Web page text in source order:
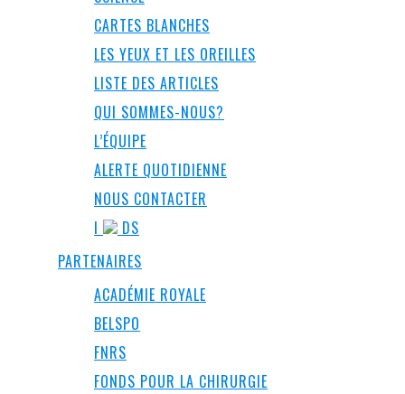
CARTES BLANCHES
LES YEUX ET LES OREILLES
LISTE DES ARTICLES
QUI SOMMES-NOUS?
L’ÉQUIPE
ALERTE QUOTIDIENNE
NOUS CONTACTER
I
DS
PARTENAIRES
ACADÉMIE ROYALE
BELSPO
FNRS
FONDS POUR LA CHIRURGIE